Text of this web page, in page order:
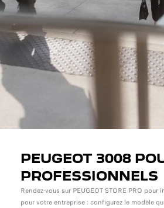
PEUGEOT 3008
PROFESSIONNELS
Rendez-vous sur PEUGEOT STORE PRO
pour votre entreprise : configurez le modèle